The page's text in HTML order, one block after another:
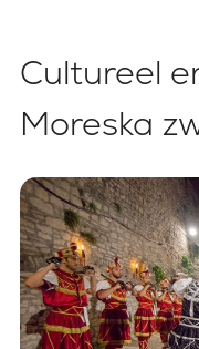
Cultureel
Moreska